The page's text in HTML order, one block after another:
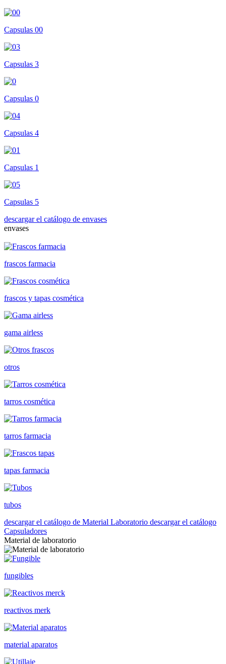
Capsulas 00
Capsulas 3
Capsulas 0
Capsulas 4
Capsulas 1
Capsulas 5
descargar el catálogo de envases
envases
frascos farmacia
frascos y tapas cosmética
gama airless
otros
tarros cosmética
tarros farmacia
tapas farmacia
tubos
descargar el catálogo de Material Laboratorio descargar el catálogo
Capsuladores
Material de laboratorio
fungibles
reactivos merk
material aparatos